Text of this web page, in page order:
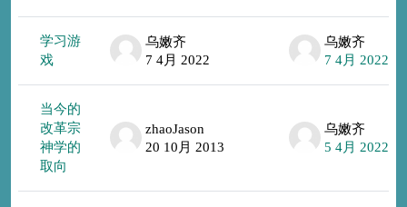
学习游
戏
乌嫩齐
7 4月 2022
乌嫩齐
7 4月 2022
当今的
改革宗
神学的
取向
zhaoJason
20 10月 2013
乌嫩齐
5 4月 2022